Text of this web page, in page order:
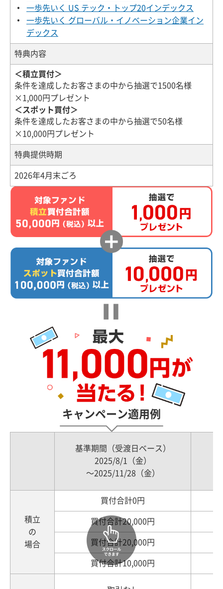
一歩先いく US テック・トップ20インデックス
一歩先いく グローバル・イノベーション企業イン
デックス
特典内容
＜積立買付＞
条件を達成したお客さまの中から抽選で1500名様
×1,000円プレゼント
＜スポット買付＞
条件を達成したお客さまの中から抽選で50名様
×10,000円プレゼント
特典提供時期
2026年4月末ごろ
キャンペーン適用例
基準期間（受渡日ベース）
2025/8/1（金）
～2025/11/28（金）
積立
の
場合
買付合計0円
買付合計20,000円
買付合計20,000円
買付合計10,000円